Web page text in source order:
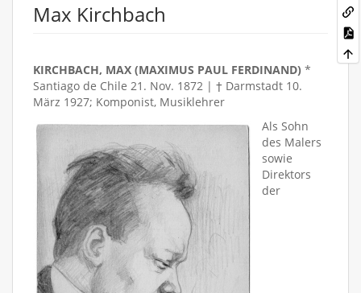
Max Kirchbach
KIRCHBACH, MAX (MAXIMUS PAUL FERDINAND) *
Santiago de Chile 21. Nov. 1872 | † Darmstadt 10.
März 1927; Komponist, Musiklehrer
Als Sohn
des Malers
sowie
Direktors
der